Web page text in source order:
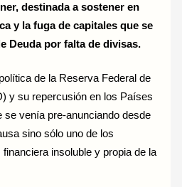
destinada a sostener en
y la fuga de capitales que se
Deuda por falta de divisas.
de la Reserva Federal de
y su repercusión en los Países
se venía pre-anunciando desde
sino sólo uno de los
insoluble y propia de la